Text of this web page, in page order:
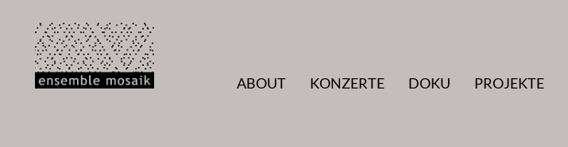
Inhalt
springen
ABOUT
KONZERTE DOKU PROJEKTE